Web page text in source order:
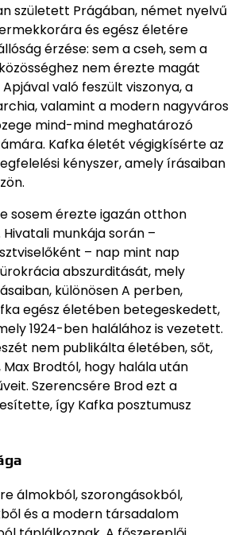
született Prágában, német nyelvű
és egész életére
érzése: sem a cseh, sem a
nem érezte magát
való feszült viszonya, a
valamint a modern nagyváros
mind-mind meghatározó
Kafka életét végigkísérte az
kényszer, amely írásaiban
sosem érezte igazán otthon
munkája során –
– nap mint nap
abszurditását, mely
különösen A perben,
egész életében betegeskedett,
1924-ben halálához is vezetett.
nem publikálta életében, sőt,
Brodtól, hogy halála után
Szerencsére Brod ezt a
így Kafka posztumusz
álmokból, szorongásokból,
és a modern társadalom